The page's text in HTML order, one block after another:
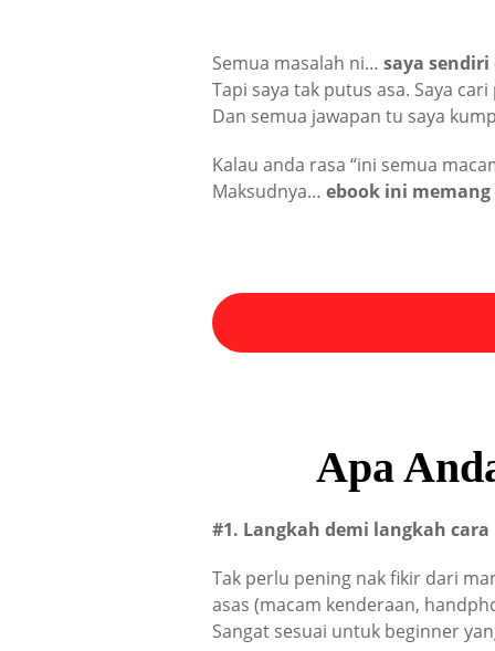
Semua masalah ni… saya
Tapi saya tak putus asa. Saya
Dan semua jawapan tu saya
Kalau anda rasa “ini semua
Maksudnya… ebook ini
Apa
#1. Langkah demi langkah
Tak perlu pening nak fikir dari
asas (macam kenderaan,
Sangat sesuai untuk beginner